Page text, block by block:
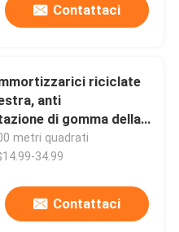
Contattaci
riciclate
anti
di gomma della
slittamento 15mm
metri quadrati
34.99
Contattaci